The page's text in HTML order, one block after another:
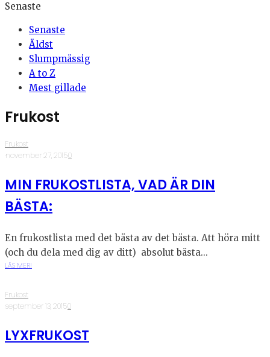
Senaste
Senaste
Äldst
Slumpmässig
A to Z
Mest gillade
Frukost
Frukost
·november 27, 2015·0
MIN FRUKOSTLISTA, VAD ÄR DIN
BÄSTA:
En frukostlista med det bästa av det bästa. Att höra mitt
(och du dela med dig av ditt) absolut bästa...
LÄS MER!
Frukost
·september 13, 2015·0
LYXFRUKOST